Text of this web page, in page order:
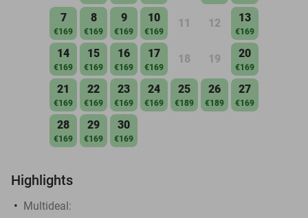
7
€169
8
€169
9
€169
10
€169
11 12 13
€169
14
€169
15
€169
16
€169
17
€169
18 19 20
€169
21
€169
22
€169
23
€169
24
€169
25
€189
26
€189
27
€169
28
€169
29
€169
30
€169
Highlights
Multideal: